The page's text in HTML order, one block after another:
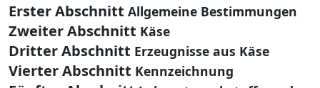
Erster Abschnitt Allgemeine Bestimmungen
Zweiter Abschnitt Käse
Dritter Abschnitt Erzeugnisse aus Käse
Vierter Abschnitt Kennzeichnung